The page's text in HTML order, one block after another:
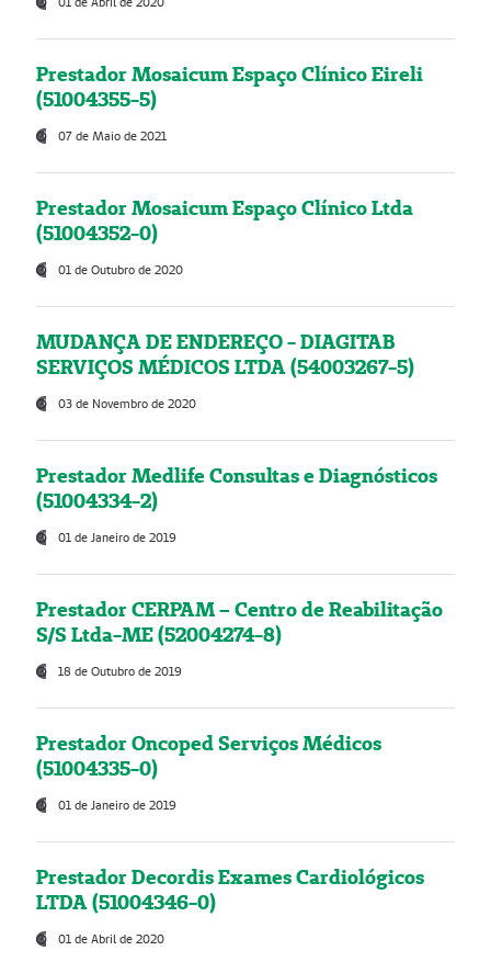
Prestador Mosaicum Espaço Clínico Eireli
(51004355-5)
07 de Maio de 2021
Prestador Mosaicum Espaço Clínico Ltda
(51004352-0)
01 de Outubro de 2020
MUDANÇA DE ENDEREÇO - DIAGITAB
SERVIÇOS MÉDICOS LTDA (54003267-5)
03 de Novembro de 2020
Prestador Medlife Consultas e Diagnósticos
(51004334-2)
01 de Janeiro de 2019
Prestador CERPAM – Centro de Reabilitação
S/S Ltda-ME (52004274-8)
18 de Outubro de 2019
Prestador Oncoped Serviços Médicos
(51004335-0)
01 de Janeiro de 2019
Prestador Decordis Exames Cardiológicos
LTDA (51004346-0)
01 de Abril de 2020